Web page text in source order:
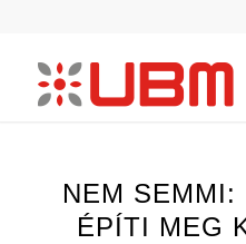
NEM SEMMI:
ÉPÍTI MEG